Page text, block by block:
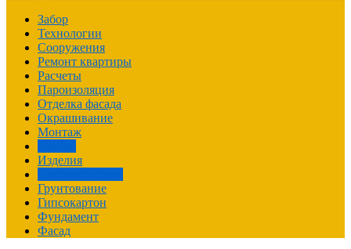
Забор
Технологии
Сооружения
Ремонт квартиры
Расчеты
Пароизоляция
Отделка фасада
Окрашивание
Монтаж
Изделия
Грунтование
Гипсокартон
Фундамент
Фасад